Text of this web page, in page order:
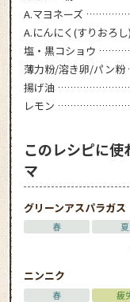
A.マヨネーズ
A.にんにく(すりおろし)
塩・黒コショウ
薄力粉/溶き卵/パン粉
揚げ油
レモン
このレシピに使
マ
グリーンアスパラガス
春 夏
ニンニク
春 疲